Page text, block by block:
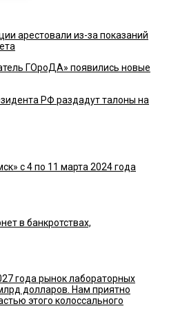
арестовали из-за показаний
ГОроДА» появились новые
РФ раздадут талоны на
с 4 по 11 марта 2024 года
в банкротствах,
года рынок лабораторных
долларов. Нам приятно
этого колоссального